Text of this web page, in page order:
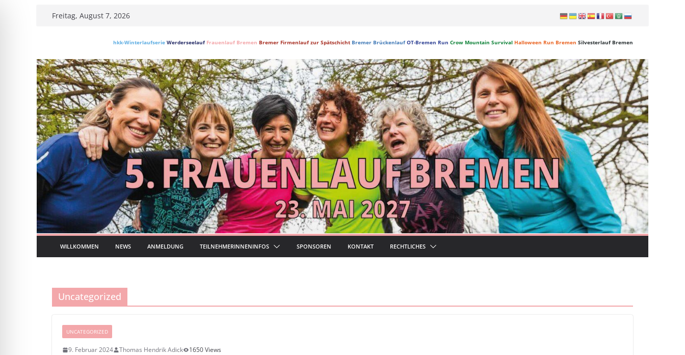
Freitag, August 7, 2026
hkk-Winterlaufserie Werderseelauf Frauenlauf Bremen Bremer Firmenlauf zur Spätschicht Bremer Brückenlauf OT-Bremen Run Crow Mountain Survival Halloween Run Bremen Silvesterlauf Bremen
WILLKOMMEN NEWS ANMELDUNG TEILNEHMERINNENINFOS SPONSOREN KONTAKT RECHTLICHES
Uncategorized
UNCATEGORIZED
9. Februar 2024 Thomas Hendrik Adick 1650 Views